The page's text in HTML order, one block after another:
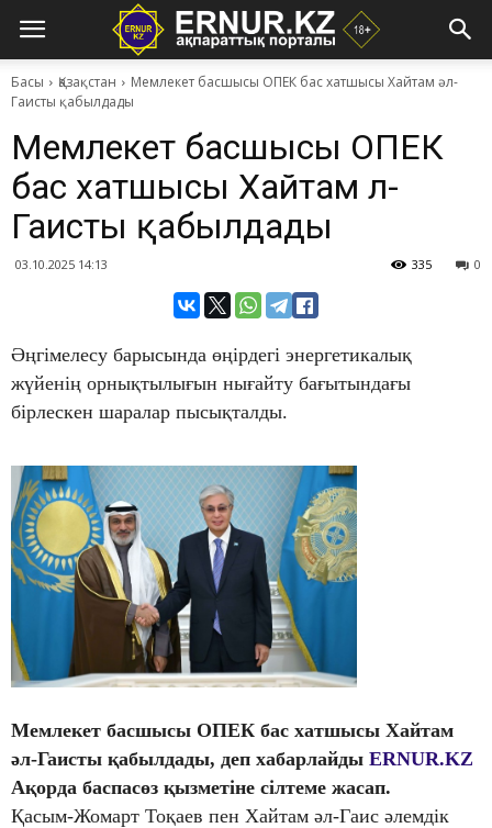
Басы Қазақстан
Мемлекет басшысы ОПЕК бас хатшысы Хайтам әл-
Гаисты қабылдады
Мемлекет басшысы ОПЕК
бас хатшысы Хайтам әл-
Гаисты қабылдады
03.10.2025 14:13 0
335
Әңгімелесу барысында өңірдегі энергетикалық
жүйенің орнықтылығын нығайту бағытындағы
бірлескен шаралар пысықталды.
Мемлекет басшысы ОПЕК бас хатшысы Хайтам
әл-Гаисты қабылдады, деп хабарлайды ERNUR.KZ
Ақорда баспасөз қызметіне сілтеме жасап.
Қасым-Жомарт Тоқаев пен Хайтам әл-Гаис әлемдік